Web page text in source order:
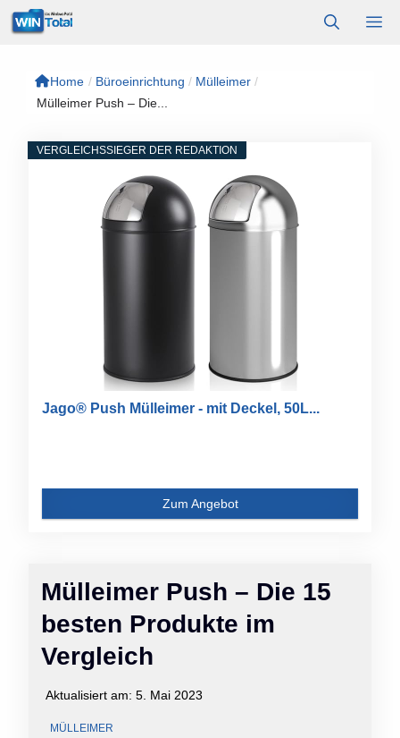
Zum
Inhalt
Home / Büroeinrichtung / Mülleimer /
Mülleimer Push – Die...
Mülleimer Push – Die 15
besten Produkte im
Vergleich
Aktualisiert am: 5. Mai 2023
MÜLLEIMER
VERGLEICHSSIEGER DER REDAKTION
Jago® Push Mülleimer - mit Deckel, 50L...
Zum Angebot